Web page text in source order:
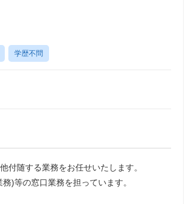
学歴不問
付随する業務をお任せいたします。
)等の窓口業務を担っています。